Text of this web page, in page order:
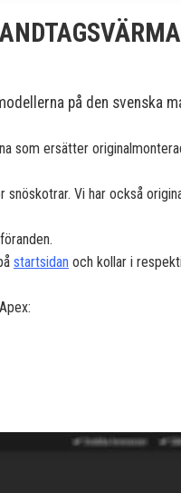
på den svenska
som ersätter
Vi har också
startsidan och kollar i